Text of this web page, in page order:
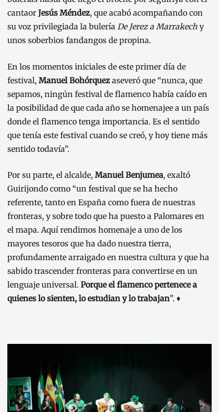
cantaor Jesús Méndez, que acabó acompañando con
su voz privilegiada la bulería De Jerez a Marrakech y
unos soberbios fandangos de propina.
En los momentos iniciales de este primer día de
festival, Manuel Bohórquez aseveró que “nunca, que
sepamos, ningún festival de flamenco había caído en
la posibilidad de que cada año se homenajee a un país
donde el flamenco tenga importancia. Es el sentido
que tenía este festival cuando se creó, y hoy tiene más
sentido todavía”.
Por su parte, el alcalde, Manuel Benjumea, exaltó
Guirijondo como “un festival que se ha hecho
referente, tanto en España como fuera de nuestras
fronteras, y sobre todo que ha puesto a Palomares en
el mapa. Aquí rendimos homenaje a uno de los
mayores tesoros que ha dado nuestra tierra,
profundamente arraigado en nuestra cultura y que ha
sabido trascender fronteras para convertirse en un
lenguaje universal. Porque el flamenco pertenece a
quienes lo sienten, lo estudian y lo trabajan”. ♦